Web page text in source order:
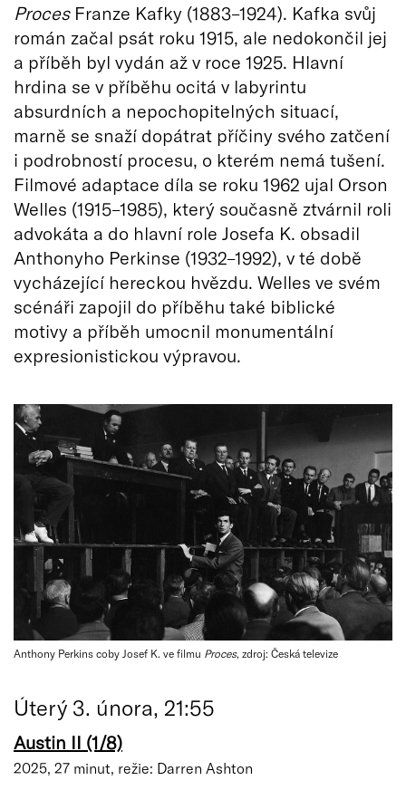
Proces Franze Kafky (1883–1924). Kafka svůj
román začal psát roku 1915, ale nedokončil jej
a příběh byl vydán až v roce 1925. Hlavní
hrdina se v příběhu ocitá v labyrintu
absurdních a nepochopitelných situací,
marně se snaží dopátrat příčiny svého zatčení
i podrobností procesu, o kterém nemá tušení.
Filmové adaptace díla se roku 1962 ujal Orson
Welles (1915–1985), který současně ztvárnil roli
advokáta a do hlavní role Josefa K. obsadil
Anthonyho Perkinse (1932–1992), v té době
vycházející hereckou hvězdu. Welles ve svém
scénáři zapojil do příběhu také biblické
motivy a příběh umocnil monumentální
expresionistickou výpravou.
Anthony Perkins coby Josef K. ve filmu Proces, zdroj: Česká televize
Úterý 3. února, 21:55
Austin II (1/8)
2025, 27 minut, režie: Darren Ashton